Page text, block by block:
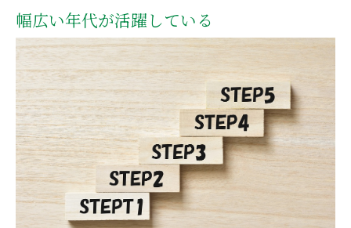
幅広い年代が活躍している